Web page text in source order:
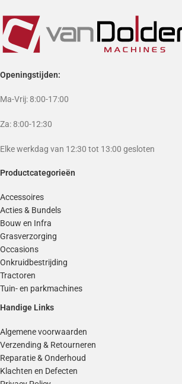
Openingstijden:
Ma-Vrij: 8:00-17:00
Za: 8:00-12:30
Elke werkdag van 12:30 tot 13:00 gesloten
Productcategorieën
Accessoires
Acties & Bundels
Bouw en Infra
Grasverzorging
Occasions
Onkruidbestrijding
Tractoren
Tuin- en parkmachines
Handige Links
Algemene voorwaarden
Verzending & Retourneren
Reparatie & Onderhoud
Klachten en Defecten